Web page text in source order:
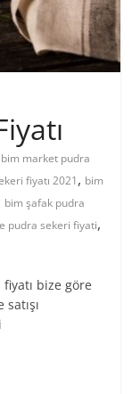
bim market pudra
fiyatı 2021, bim
bim şafak pudra
pudra sekeri fiyati,
bize göre